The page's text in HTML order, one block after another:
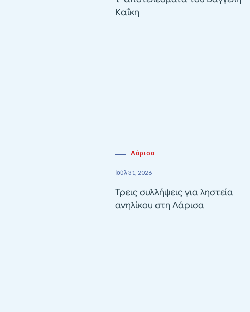
Καΐκη
Λάρισα
Ιούλ 31, 2026
Τρεις συλλήψεις για ληστεία
ανηλίκου στη Λάρισα